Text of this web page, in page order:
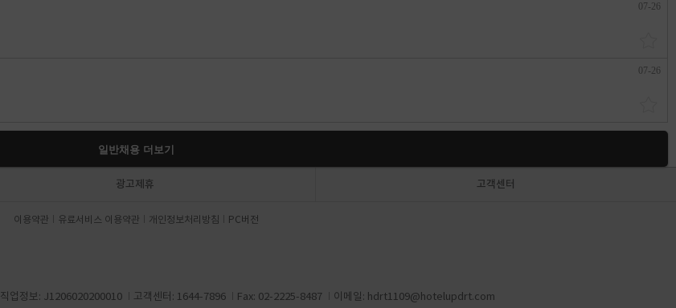
07-26
07-26
일반채용 더보기
광고제휴 고객센터
이용약관 유료서비스 이용약관 개인정보처리방침 PC버전
직업정보: J1206020200010 고객센터: 1644-7896 Fax: 02-2225-8487 이메일: hdrt1109@hotelupdrt.com